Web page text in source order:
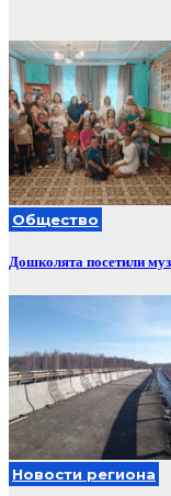
Общество
Дошколята посетили
Новости региона